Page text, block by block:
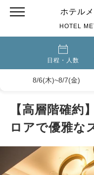
ホテル
HOTEL
日程・人数
8/6(木)~8/7(金)
【高層階確約
ロアで優雅な